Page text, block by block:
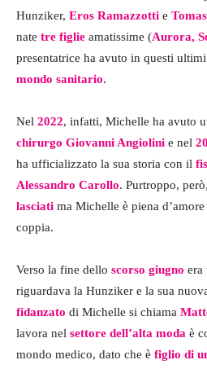
Hunziker, Eros Ramazzotti e
nate tre figlie amatissime (Aurora,
presentatrice ha avuto in questi
mondo sanitario.
Nel 2022, infatti, Michelle ha avuto
chirurgo Giovanni Angiolini e nel
ha ufficializzato la sua storia con il
Alessandro Carollo. Purtroppo, però,
lasciati ma Michelle è piena
coppia.
Verso la fine dello scorso giugno era
riguardava la Hunziker e la sua
fidanzato di Michelle si chiama
lavora nel settore dell’alta moda è
mondo medico, dato che è figlio di